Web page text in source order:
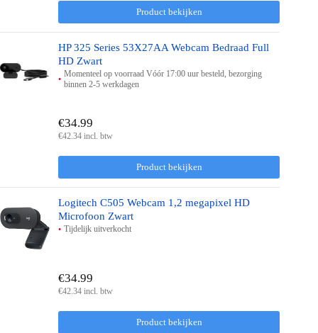
Product bekijken
HP 325 Series 53X27AA Webcam Bedraad Full
HD Zwart
Momenteel op voorraad Vóór 17:00 uur besteld, bezorging
binnen 2-5 werkdagen
Product bekijken
€34.99
€42.34 incl. btw
Logitech C505 Webcam 1,2 megapixel HD
Microfoon Zwart
Tijdelijk uitverkocht
Product bekijken
€34.99
€42.34 incl. btw